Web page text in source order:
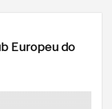
Europeu do